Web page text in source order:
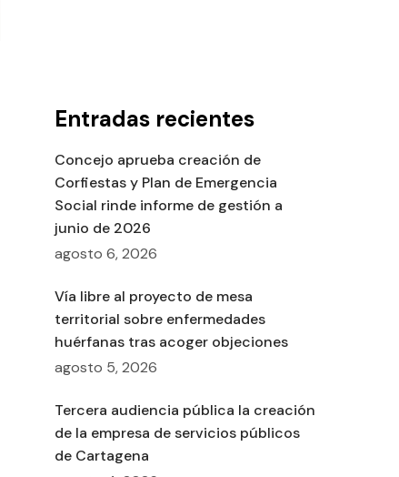
Entradas recientes
Concejo aprueba creación de
Corfiestas y Plan de Emergencia
Social rinde informe de gestión a
junio de 2026
agosto 6, 2026
Vía libre al proyecto de mesa
territorial sobre enfermedades
huérfanas tras acoger objeciones
agosto 5, 2026
Tercera audiencia pública la creación
de la empresa de servicios públicos
de Cartagena